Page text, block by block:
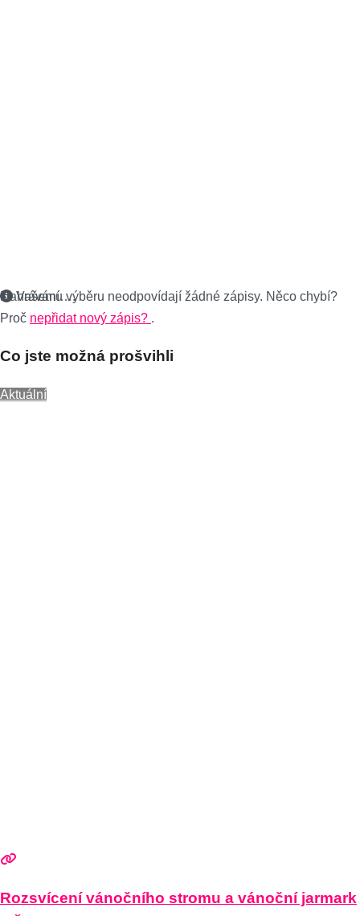
Nahrávání….
Vašemu výběru neodpovídají žádné zápisy. Něco chybí?
Proč nepřidat nový zápis? .
Co jste možná prošvihli
Aktuální
Rozsvícení vánočního stromu a vánoční jarmark